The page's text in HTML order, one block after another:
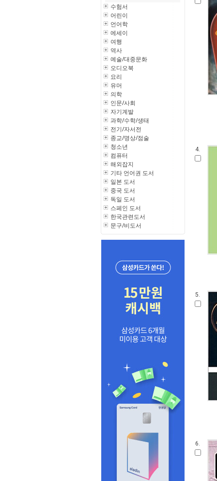
수험서
어린이
언어학
에세이
여행
역사
예술/대중문화
오디오북
요리
유머
의학
인문/사회
자기계발
과학/수학/생태
전기/자서전
종교/명상/점술
청소년
컴퓨터
해외잡지
기타 언어권 도서
일본 도서
중국 도서
독일 도서
스페인 도서
한국관련도서
문구/비도서
4.
5.
6.